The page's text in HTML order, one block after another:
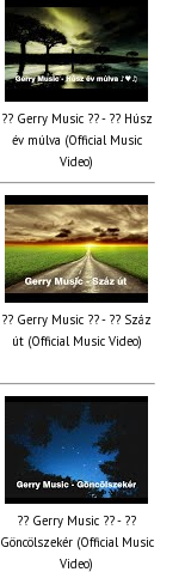
?? Gerry Music ?? - ?? Húsz
év múlva (Official Music
Video)
?? Gerry Music ?? - ?? Száz
út (Official Music Video)
?? Gerry Music ?? - ??
Göncölszekér (Official Music
Video)